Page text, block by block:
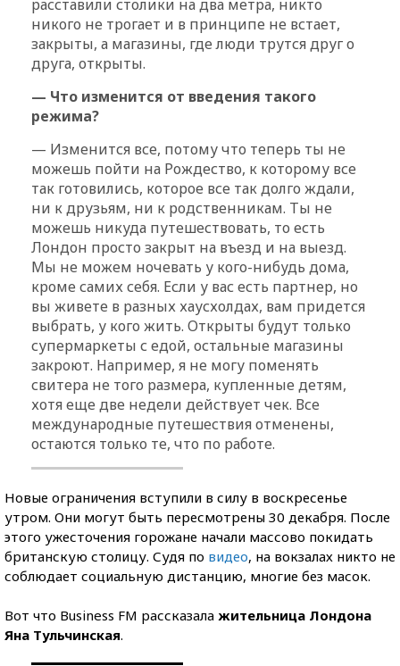
расставили столики на два метра, никто
никого не трогает и в принципе не встает,
закрыты, а магазины, где люди трутся друг о
друга, открыты.
— Что изменится от введения такого
режима?
— Изменится все, потому что теперь ты не
можешь пойти на Рождество, к которому все
так готовились, которое все так долго ждали,
ни к друзьям, ни к родственникам. Ты не
можешь никуда путешествовать, то есть
Лондон просто закрыт на въезд и на выезд.
Мы не можем ночевать у кого-нибудь дома,
кроме самих себя. Если у вас есть партнер, но
вы живете в разных хаусхолдах, вам придется
выбрать, у кого жить. Открыты будут только
супермаркеты с едой, остальные магазины
закроют. Например, я не могу поменять
свитера не того размера, купленные детям,
хотя еще две недели действует чек. Все
международные путешествия отменены,
остаются только те, что по работе.
Новые ограничения вступили в силу в воскресенье
утром. Они могут быть пересмотрены 30 декабря. После
этого ужесточения горожане начали массово покидать
британскую столицу. Судя по видео, на вокзалах никто не
соблюдает социальную дистанцию, многие без масок.
Вот что Business FM рассказала жительница Лондона
Яна Тульчинская.